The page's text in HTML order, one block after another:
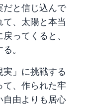
だと信じ込んで
、太陽と本当
ってくると、
。
」に挑戦する
、作られた牢
自由よりも居心